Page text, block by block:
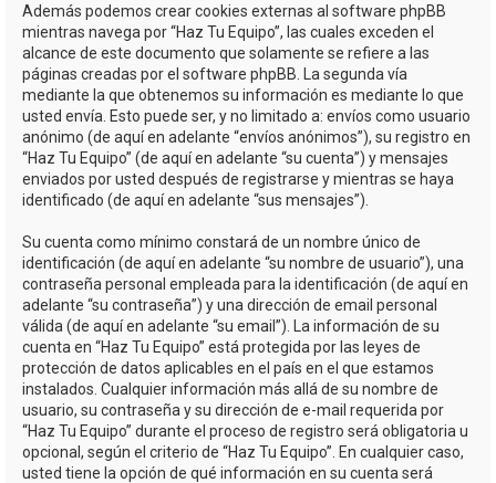
Además podemos crear cookies externas al software phpBB
mientras navega por “Haz Tu Equipo”, las cuales exceden el
alcance de este documento que solamente se refiere a las
páginas creadas por el software phpBB. La segunda vía
mediante la que obtenemos su información es mediante lo que
usted envía. Esto puede ser, y no limitado a: envíos como usuario
anónimo (de aquí en adelante “envíos anónimos”), su registro en
“Haz Tu Equipo” (de aquí en adelante “su cuenta”) y mensajes
enviados por usted después de registrarse y mientras se haya
identificado (de aquí en adelante “sus mensajes”).
Su cuenta como mínimo constará de un nombre único de
identificación (de aquí en adelante “su nombre de usuario”), una
contraseña personal empleada para la identificación (de aquí en
adelante “su contraseña”) y una dirección de email personal
válida (de aquí en adelante “su email”). La información de su
cuenta en “Haz Tu Equipo” está protegida por las leyes de
protección de datos aplicables en el país en el que estamos
instalados. Cualquier información más allá de su nombre de
usuario, su contraseña y su dirección de e-mail requerida por
“Haz Tu Equipo” durante el proceso de registro será obligatoria u
opcional, según el criterio de “Haz Tu Equipo”. En cualquier caso,
usted tiene la opción de qué información en su cuenta será